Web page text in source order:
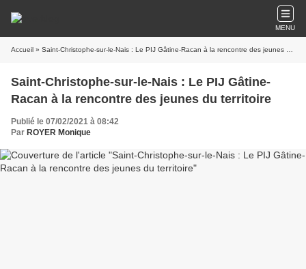
MENU
Accueil » Saint-Christophe-sur-le-Nais : Le PIJ Gâtine-Racan à la rencontre des jeunes du territoire
Saint-Christophe-sur-le-Nais : Le PIJ Gâtine-
Racan à la rencontre des jeunes du territoire
Publié le 07/02/2021 à 08:42
Par ROYER Monique